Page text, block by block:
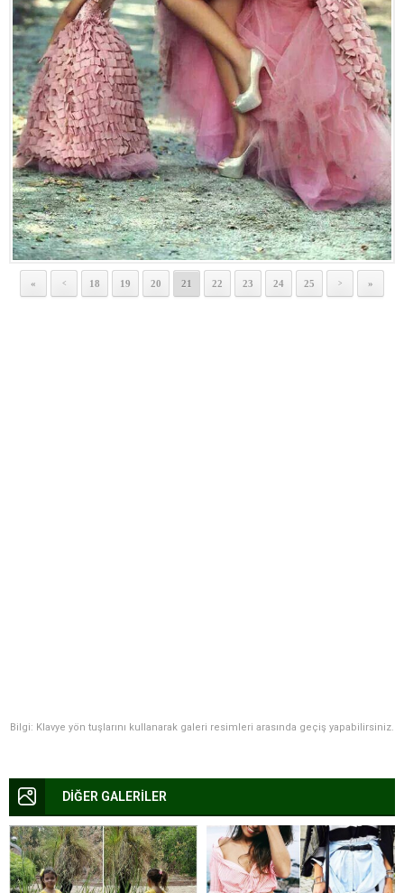
« < 18 19 20 21 22 23 24 25 > »
Bilgi: Klavye yön tuşlarını kullanarak galeri resimleri arasında geçiş yapabilirsiniz.
DİĞER GALERİLER